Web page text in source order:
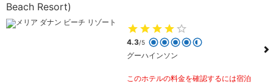
Beach Resort)
4.3/5
グーハインソン
このホテルの料金を確認するには宿泊